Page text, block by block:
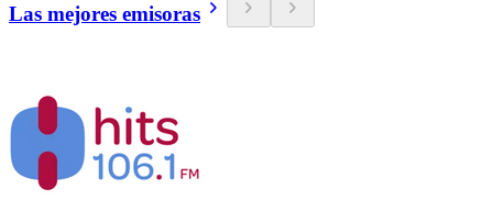
Las mejores emisoras